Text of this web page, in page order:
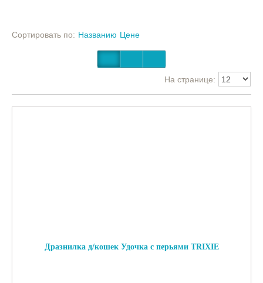
Сортировать по: Названию Цене
На странице:
Дразнилка д/кошек Удочка с перьями TRIXIE